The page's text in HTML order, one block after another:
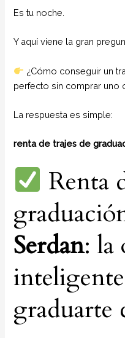
Es tu noche.
Y aquí viene la gran
¿Cómo conseguir un
perfecto sin comprar uno
La respuesta es simple:
renta de trajes de
Renta
Serdan: la
graduarte